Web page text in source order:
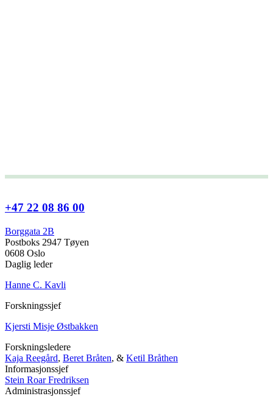
+47 22 08 86 00
Borggata 2B
Postboks 2947 Tøyen
0608 Oslo
Daglig leder
Hanne C. Kavli
Forskningssjef
Kjersti Misje Østbakken
Forskningsledere
Kaja Reegård, Beret Bråten, & Ketil Bråthen
Informasjonssjef
Stein Roar Fredriksen
Administrasjonssjef